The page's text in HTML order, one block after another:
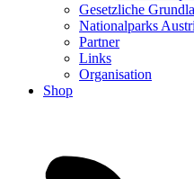
Gesetzliche
Nationalparks
Partner
Links
Organisation
Shop